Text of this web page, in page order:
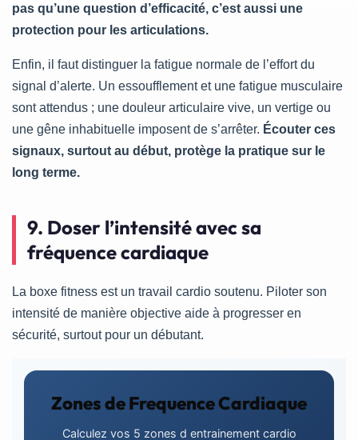
pas qu’une question d’efficacité, c’est aussi une
protection pour les articulations.
Enfin, il faut distinguer la fatigue normale de l’effort du
signal d’alerte. Un essoufflement et une fatigue musculaire
sont attendus ; une douleur articulaire vive, un vertige ou
une gêne inhabituelle imposent de s’arrêter. Écouter ces
signaux, surtout au début, protège la pratique sur le
long terme.
9. Doser l’intensité avec sa
fréquence cardiaque
La boxe fitness est un travail cardio soutenu. Piloter son
intensité de manière objective aide à progresser en
sécurité, surtout pour un débutant.
Zones de Frequence Cardiaque
Calculez vos 5 zones d entrainement cardio